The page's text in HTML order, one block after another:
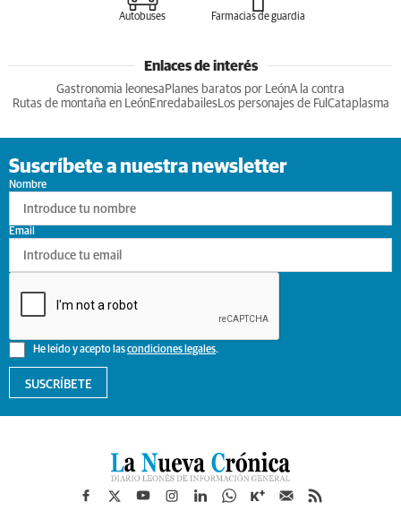
Autobuses Farmacias de guardia
Enlaces de interés
Gastronomia leonesa Planes baratos por LeónA la contra
Rutas de montaña en LeónEnredabailesLos personajes de Ful Cataplasma
Suscríbete a nuestra newsletter
Nombre
He leído y acepto lascondiciones legales.
Email
SUSCRÍBETE